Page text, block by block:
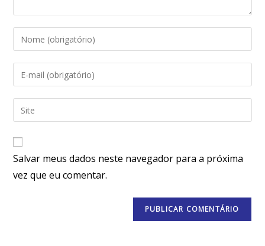
Salvar meus dados neste navegador para a próxima
vez que eu comentar.